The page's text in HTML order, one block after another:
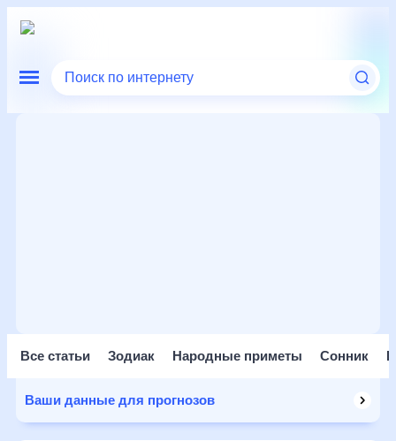
Поиск по интернету
Все статьи Зодиак Народные приметы Сонник
Ваши данные для прогнозов